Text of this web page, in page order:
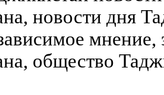
новости дня
общество